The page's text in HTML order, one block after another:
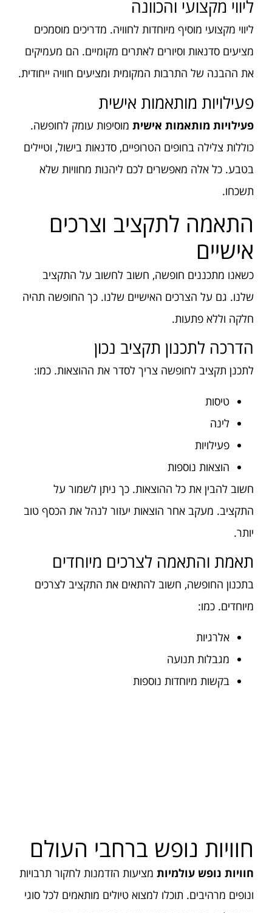
ליווי מקצועי והכוונה
ליווי מקצועי מוסיף מיוחדות לחוויה. מדריכים מוסמכים
מציעים סדנאות וסיורים לאתרים מקומיים. הם מעמיקים
את ההבנה של התרבות המקומית ומציעים חוויה ייחודית.
פעילויות מותאמות אישית
פעילויות מותאמות אישית מוסיפות עומק לחופשה.
כוללות צלילה בחופים הטרופיים, סדנאות בישול, וטיילים
בטבע. כל אלה מאפשרים לכם ליהנות מחוויות שלא
תשכחו.
התאמה לתקציב וצרכים
אישיים
כשאנו מתכננים חופשה, חשוב לחשוב על התקציב
שלנו. גם על הצרכים האישיים שלנו. כך החופשה תהיה
חלקה וללא פתעות.
הדרכה לתכנון תקציב נכון
לתכנן תקציב לחופשה צריך לסדר את ההוצאות. כמו:
טיסות
לינה
פעילויות
הוצאות נוספות
חשוב להבין את כל ההוצאות. כך ניתן לשמור על
התקציב. מעקב אחר הוצאות יעזור לנהל את הכסף טוב
יותר.
תאמת והתאמה לצרכים מיוחדים
בתכנון החופשה, חשוב להתאים את התקציב לצרכים
מיוחדים. כמו:
אלרגיות
מגבלות תנועה
בקשות מיוחדות נוספות
חוויות נופש ברחבי העולם
חוויות נופש עולמיות מציעות הזדמנות לחקור תרבויות
ונופים מרהיבים. תוכלו למצוא טיולים מותאמים לכל סוגי